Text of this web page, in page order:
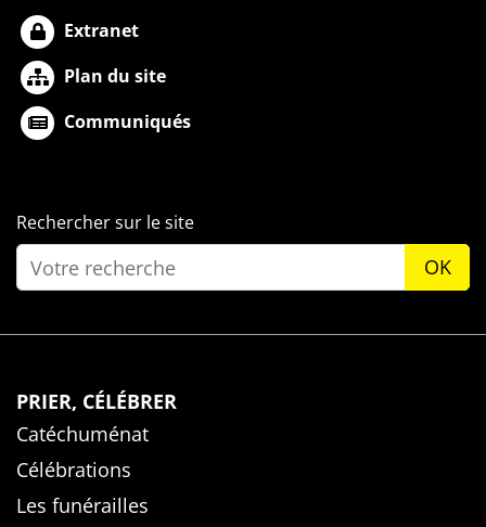
Extranet
Plan du site
Communiqués
Rechercher sur le site
OK
PRIER, CÉLÉBRER
Catéchuménat
Célébrations
Les funérailles